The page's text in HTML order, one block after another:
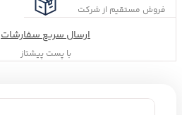
فروش مستقیم از شرکت
ارسال سریع سفارشات
با پست پیشتاز